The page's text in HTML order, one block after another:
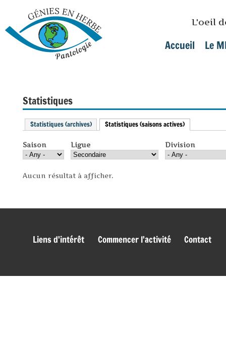
L'oeil
Main menu
Accueil Le
Statistiques
Statistiques (archives) Statistiques (saisons actives)
Saison Ligue Division
Aucun résultat à afficher.
Liens d'intérêt Commencer l'activité Contact